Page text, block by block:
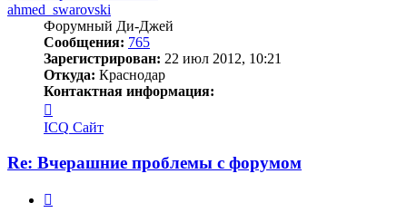
ahmed_swarovski
Форумный Ди-Джей
Сообщения: 765
Зарегистрирован: 22 июл 2012, 10:21
Откуда: Краснодар
Контактная информация:
информация
пользователя
ICQ Сайт
Re: Вчерашние проблемы с форумом